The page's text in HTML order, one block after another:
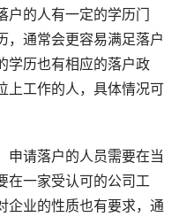
户的人有一定的学历门
，通常会更容易满足落户
学历也有相应的落户政
上工作的人，具体情况可
申请落户的人员需要在当
在一家受认可的公司工
企业的性质也有要求，通